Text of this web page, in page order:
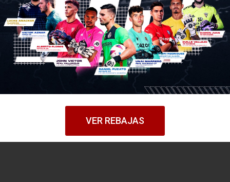
VER REBAJAS